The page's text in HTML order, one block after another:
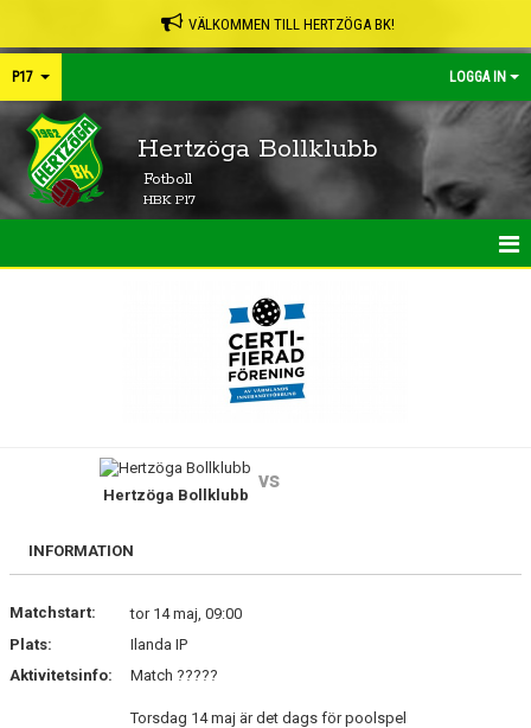
VÄLKOMMEN TILL HERTZÖGA BK!
P17 LOGGA IN
Hertzöga Bollklubb
Fotboll
HBK P17
BILDGALLERI
KONTAKT
Hertzöga Bollklubb
vs
INFORMATION
Matchstart:
tor 14 maj, 09:00
Plats:
Ilanda IP
Aktivitetsinfo:
Match ?????
Torsdag 14 maj är det dags för poolspel